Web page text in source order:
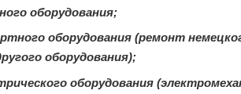
оборудования;
оборудования (ремонт
оборудования);
оборудования